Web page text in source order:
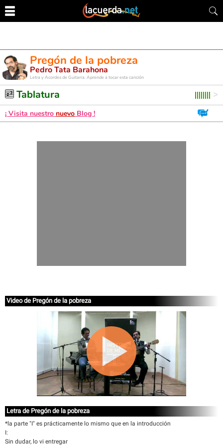
Pregón de la pobreza
Pedro Tata Barahona
Letra y Acordes de Guitarra. Aprende a tocar esta canción
Tablatura
¡ Visita nuestro nuevo Blog !
Video de Pregón de la pobreza
Letra de Pregón de la pobreza
*la parte "I" es prácticamente lo mismo que en la introducción
I:
Sin dudar, lo vi entregar